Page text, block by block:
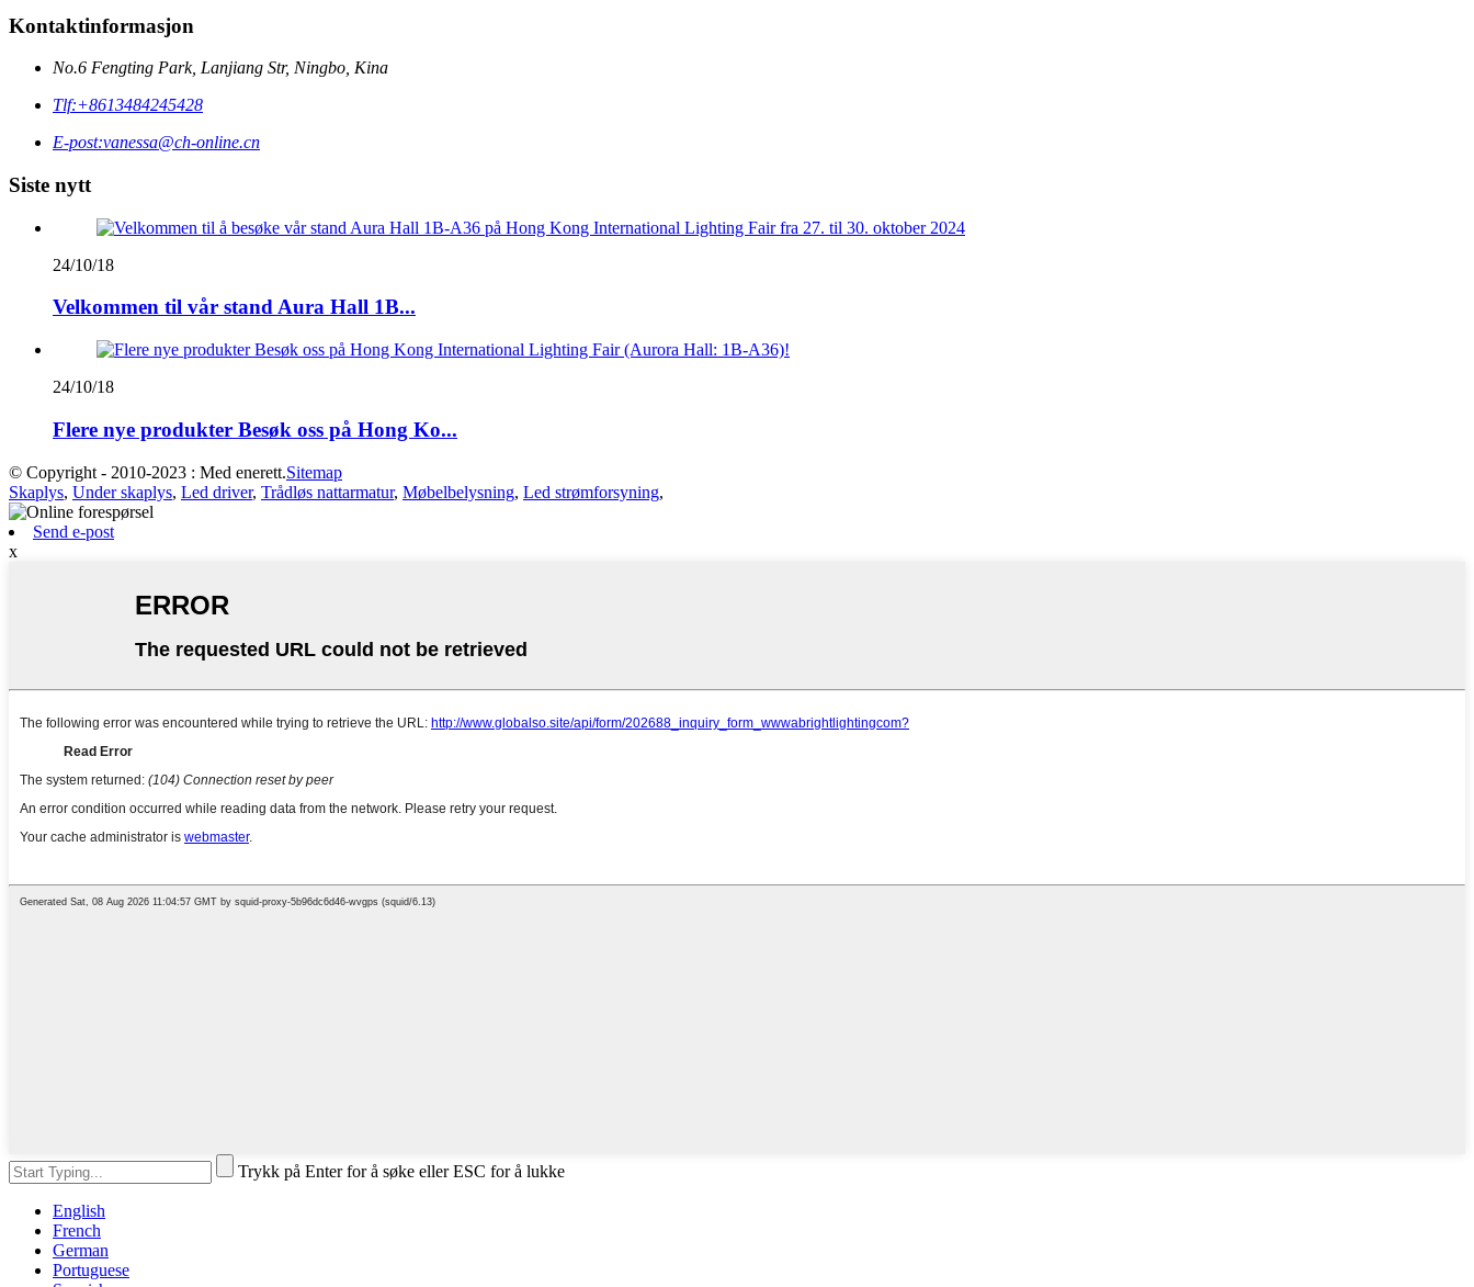
Kontaktinformasjon
No.6 Fengting Park, Lanjiang Str, Ningbo, Kina
Tlf:+8613484245428
E-post:vanessa@ch-online.cn
Siste nytt
24/10/18
Velkommen til vår stand Aura Hall 1B...
24/10/18
Flere nye produkter Besøk oss på Hong Ko...
© Copyright - 2010-2023 : Med enerett.Sitemap
Skaplys, Under skaplys, Led driver, Trådløs nattarmatur, Møbelbelysning, Led strømforsyning,
Send e-post
x
Trykk på Enter for å søke eller ESC for å lukke
English
French
German
Portuguese